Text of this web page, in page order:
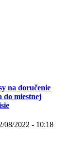
na doručenie
do miestnej
08/2022 - 10:18